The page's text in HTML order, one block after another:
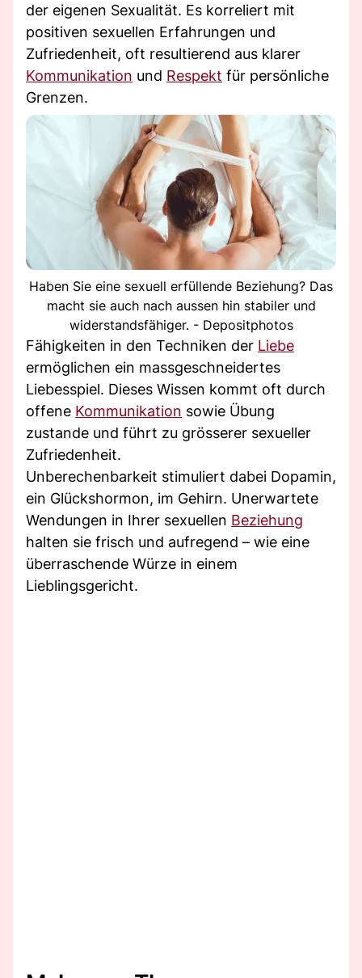
der eigenen Sexualität. Es korreliert mit
positiven sexuellen Erfahrungen und
Zufriedenheit, oft resultierend aus klarer
Kommunikation und Respekt für persönliche
Grenzen.
Haben Sie eine sexuell erfüllende Beziehung? Das
macht sie auch nach aussen hin stabiler und
widerstandsfähiger. - Depositphotos
Fähigkeiten in den Techniken der Liebe
ermöglichen ein massgeschneidertes
Liebesspiel. Dieses Wissen kommt oft durch
offene Kommunikation sowie Übung
zustande und führt zu grösserer sexueller
Zufriedenheit.
Unberechenbarkeit stimuliert dabei Dopamin,
ein Glückshormon, im Gehirn. Unerwartete
Wendungen in Ihrer sexuellen Beziehung
halten sie frisch und aufregend – wie eine
überraschende Würze in einem
Lieblingsgericht.